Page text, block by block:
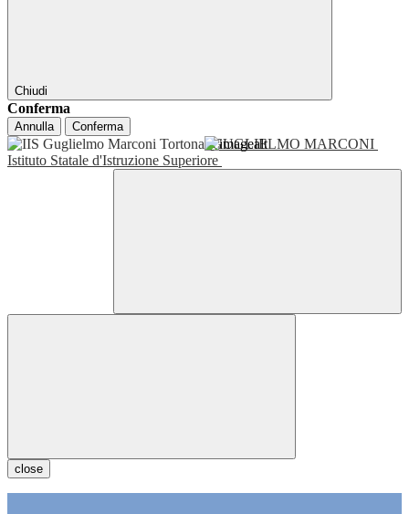
Chiudi
Conferma
Annulla Conferma
GUGLIELMO MARCONI
Istituto Statale d'Istruzione Superiore
close